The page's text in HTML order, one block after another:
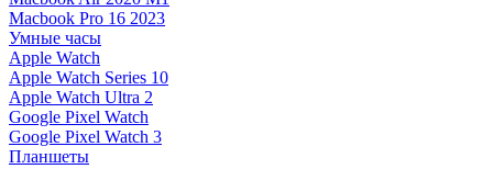
Macbook Pro 16 2023
Умные часы
Apple Watch
Apple Watch Series 10
Apple Watch Ultra 2
Google Pixel Watch
Google Pixel Watch 3
Планшеты